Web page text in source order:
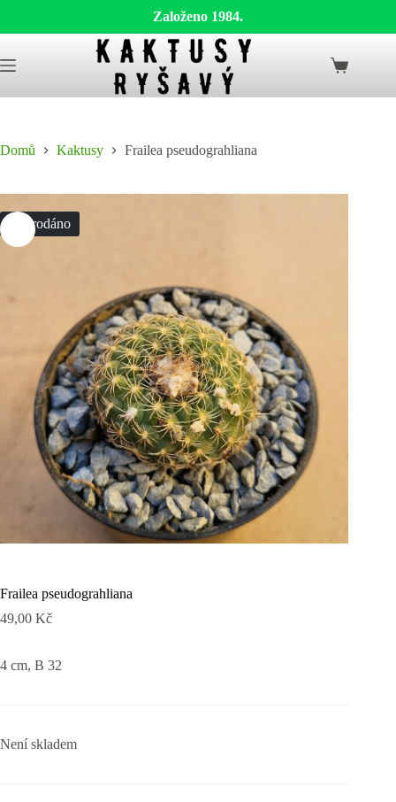
Založeno 1984.
to
content
Shopping
Domů Kaktusy Frailea pseudograhliana
Vyprodáno
Frailea pseudograhliana
49,00 Kč
4 cm, B 32­
Není skladem